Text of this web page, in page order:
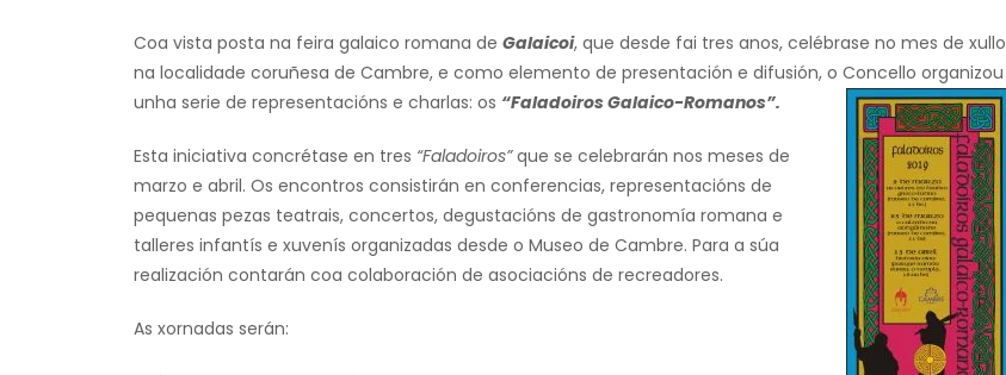
Coa vista posta na feira galaico romana de Galaicoi, que desde fai tres anos, celébrase no mes de xullo
na localidade coruñesa de Cambre, e como elemento de presentación e difusión, o Concello organizou
unha serie de representacións e charlas: os “Faladoiros Galaico-Romanos”.
Esta iniciativa concrétase en tres “Faladoiros”que se celebrarán nos meses de
marzo e abril. Os encontros consistirán en conferencias, representacións de
pequenas pezas teatrais, concertos, degustacións de gastronomía romana e
talleres infantís e xuvenís organizadas desde o Museo de Cambre. Para a súa
realización contarán coa colaboración de asociacións de recreadores.
As xornadas serán: